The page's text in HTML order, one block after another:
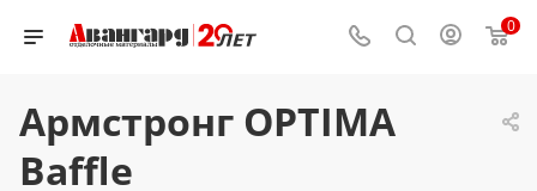
0
Армстронг OPTIMA
Baffle